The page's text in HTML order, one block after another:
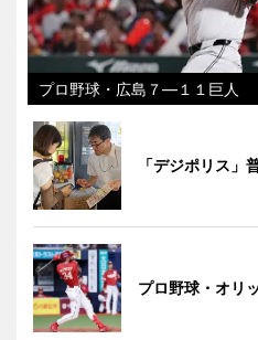
プロ野球・広島７―１１巨人
「デジポリス」
プロ野球・オリ